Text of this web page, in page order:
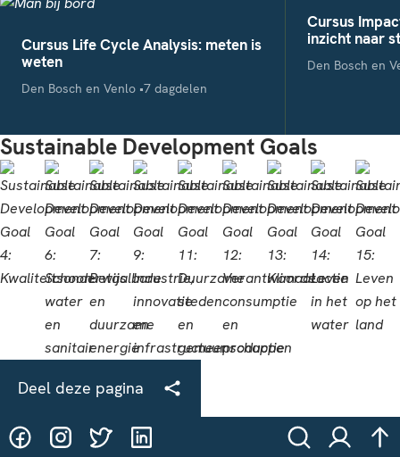
Cursus Life Cycle Analysis: meten is
weten
Locatie
Den Bosch en Venlo Studieduur
7 dagdelen
Cursus
inzicht naar
Locatie
Den Bosch en
Sustainable Development Goals
Deel deze pagina
@HASgreenacademy
@HASgreenacademy
@greenacademyHAS
@HASgreenacademy ZoekenInloggen